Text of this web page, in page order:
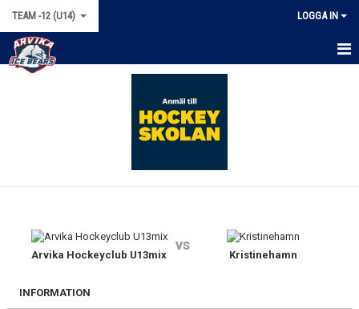
TEAM -12 (U14) LOGGA IN
BILDGALLERI
DOKUMENT
Arvika Hockeyclub U13mix
vs
Kristinehamn
INFORMATION